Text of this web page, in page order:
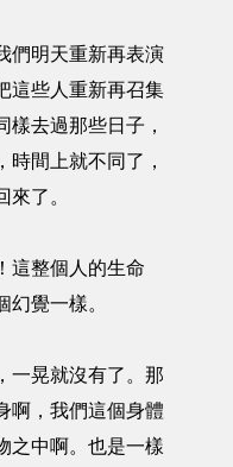
明天重新再表演
這些人重新再召集
樣去過那些日子，
時間上就不同了，
了。
整個人的生命
覺一樣。
晃就沒有了。那
啊，我們這個身體
之中啊。也是一樣